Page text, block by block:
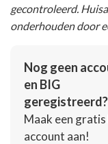
gecontroleerd.
onderhouden door
Nog geen
en BIG
geregistreerd?
Maak een gratis
account aan!